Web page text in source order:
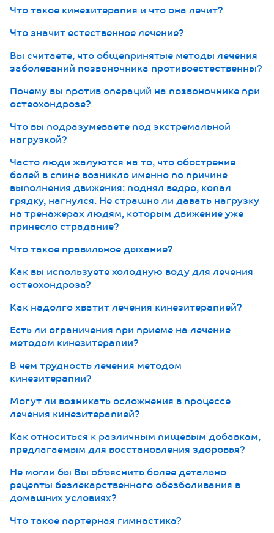
Что такое кинезитерапия и что она лечит?
Что значит естественное лечение?
Вы считаете, что общепринятые методы лечения
заболеваний позвоночника противоестественны?
Почему вы против операций на позвоночнике при
остеохондрозе?
Что вы подразумеваете под экстремальной
нагрузкой?
Часто люди жалуются на то, что обострение
болей в спине возникло именно по причине
выполнения движения: поднял ведро, копал
грядку, нагнулся. Не страшно ли давать нагрузку
на тренажерах людям, которым движение уже
принесло страдание?
Что такое правильное дыхание?
Как вы используете холодную воду для лечения
остеохондроза?
Как надолго хватит лечения кинезитерапией?
Есть ли ограничения при приеме на лечение
методом кинезитерапии?
В чем трудность лечения методом
кинезитерапии?
Могут ли возникать осложнения в процессе
лечения кинезитерапией?
Как относиться к различным пищевым добавкам,
предлагаемым для восстановления здоровья?
Не могли бы Вы объяснить более детально
рецепты безлекарственного обезболивания в
домашних условиях?
Что такое партерная гимнастика?